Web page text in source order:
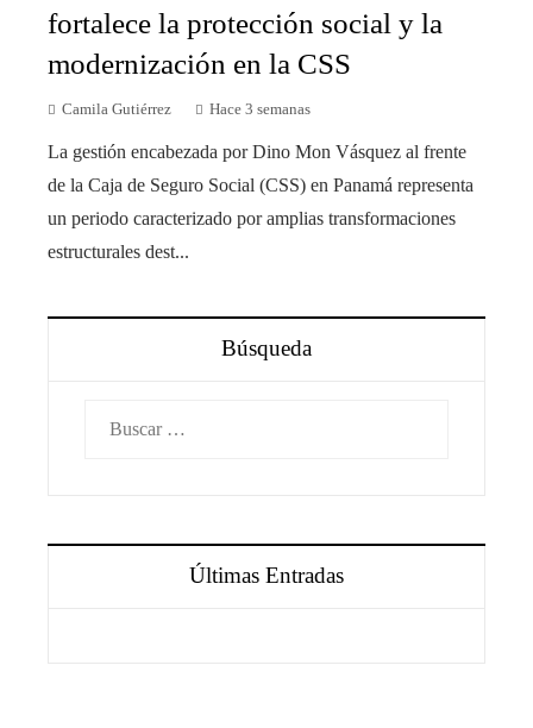
fortalece la protección social y la
modernización en la CSS
Camila Gutiérrez Hace 3 semanas
La gestión encabezada por Dino Mon Vásquez al frente
de la Caja de Seguro Social (CSS) en Panamá representa
un periodo caracterizado por amplias transformaciones
estructurales dest...
Búsqueda
Últimas Entradas